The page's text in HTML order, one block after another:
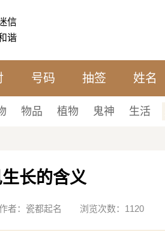
信
谐
号码 抽签 姓名
物品 植物 鬼神 生活
长的含义
者：瓷都起名 浏览次数：1120